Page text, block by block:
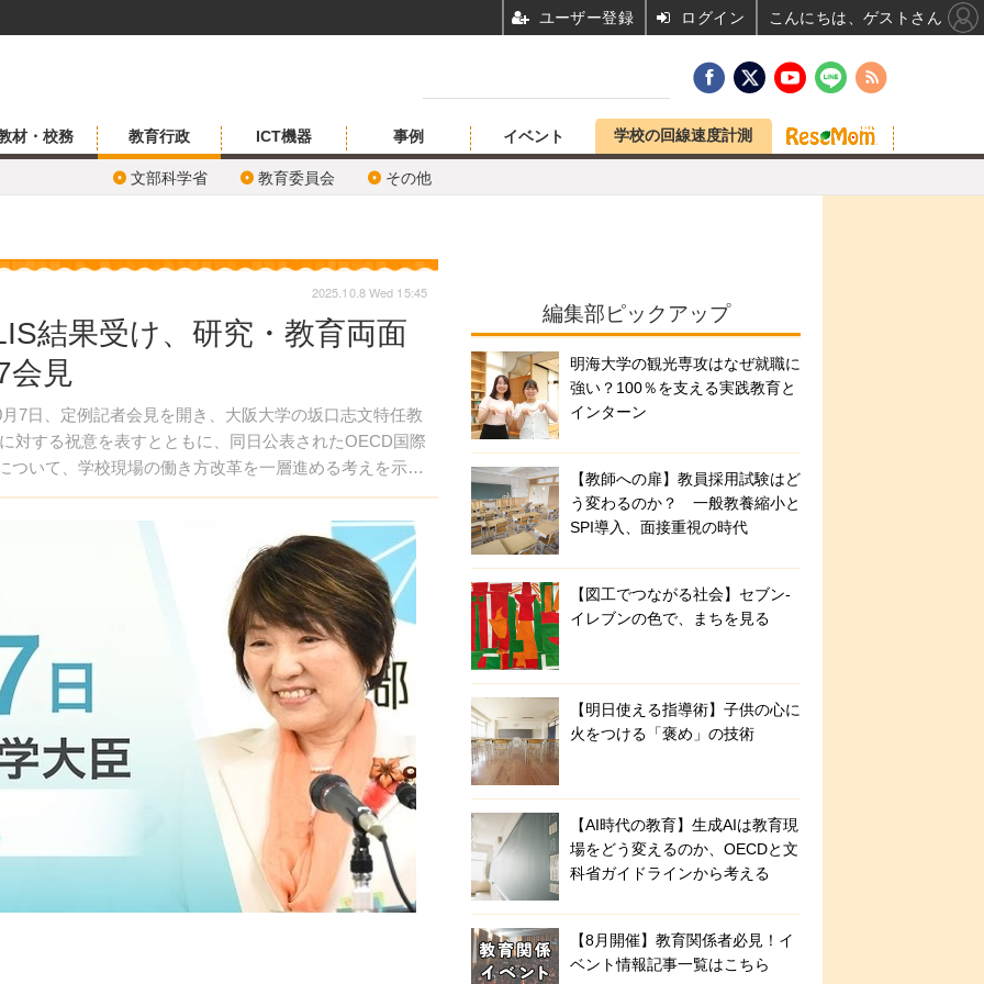
材・校務 教育行政
文部科学省 教育委員会 その他
ICT機器 事例 イベント 学校の回線速度計測
結果受け、研究・教育両面
会見
日、定例記者会見を開き、大阪大学の坂口志文特任教
対する祝意を表すとともに、同日公表されたOECD国際
ついて、学校現場の働き方改革を一層進める考えを示し
2025.10.8 Wed 15:45
編集部ピックアップ
明海大学の観光専攻はなぜ就職に
強い？100％を支える実践教育と
インターン
【教師への扉】教員採用試験はど
う変わるのか？ 一般教養縮小と
SPI導入、面接重視の時代
【図工でつながる社会】セブン‐
イレブンの色で、まちを見る
【明日使える指導術】子供の心に
火をつける「褒め」の技術
【AI時代の教育】生成AIは教育現
場をどう変えるのか、OECDと文
科省ガイドラインから考える
【8月開催】教育関係者必見！イ
ベント情報記事一覧はこちら
ユーザー登録 ログイン こんにちは、ゲストさん